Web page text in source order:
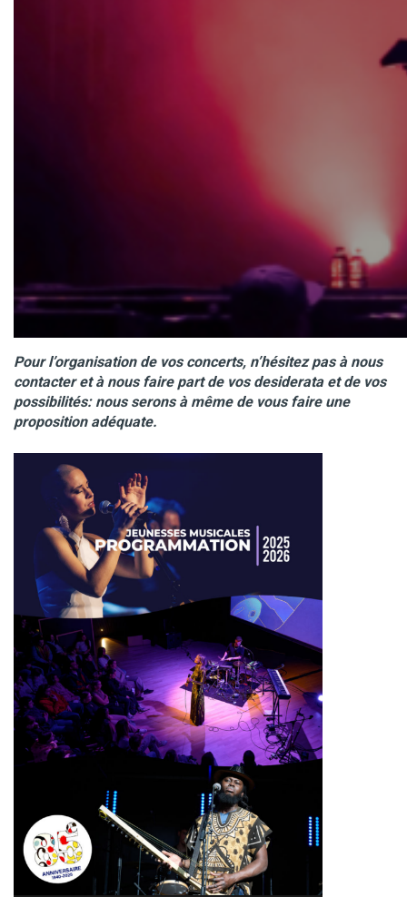
Pour l’organisation de vos concerts, n’hésitez pas à nous
contacter et à nous faire part de vos desiderata et de vos
possibilités: nous serons à même de vous faire une
proposition adéquate.